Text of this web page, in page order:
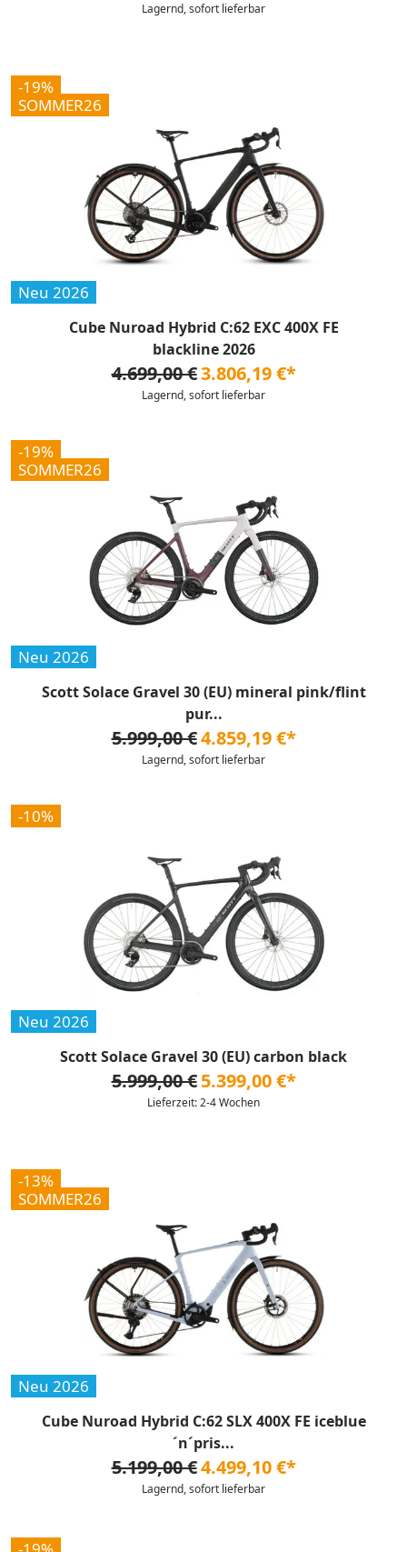
Lagernd, sofort lieferbar
-19%
SOMMER26
Neu 2026
Cube Nuroad Hybrid C:62 EXC 400X FE
blackline 2026
4.699,00 €3.806,19 €*
Lagernd, sofort lieferbar
-19%
SOMMER26
Neu 2026
Scott Solace Gravel 30 (EU) mineral pink/flint
pur...
5.999,00 €4.859,19 €*
Lagernd, sofort lieferbar
-10%
Neu 2026
Scott Solace Gravel 30 (EU) carbon black
5.999,00 € 5.399,00 €*
Lieferzeit: 2-4 Wochen
-13%
SOMMER26
Neu 2026
Cube Nuroad Hybrid C:62 SLX 400X FE iceblue
´n´pris...
5.199,00 €4.499,10 €*
Lagernd, sofort lieferbar